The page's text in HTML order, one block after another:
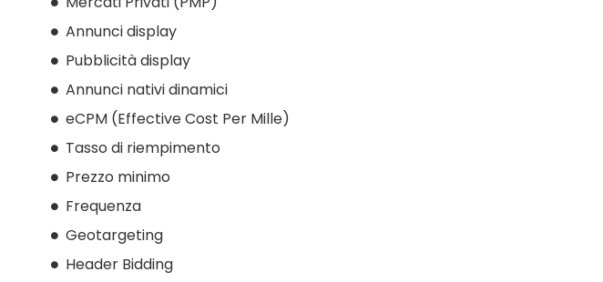
Annunci display
Pubblicità display
Annunci nativi dinamici
eCPM (Effective Cost Per Mille)
Tasso di riempimento
Prezzo minimo
Frequenza
Geotargeting
Header Bidding